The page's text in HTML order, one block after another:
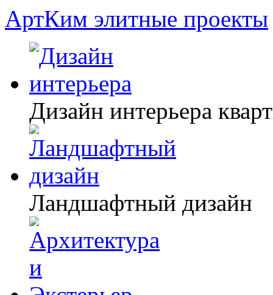
АртКим элитные проекты
Дизайн интерьера
Ландшафтный дизайн